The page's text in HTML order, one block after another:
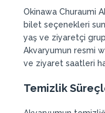
Okinawa Churaumi
bilet seçenekleri
yaş ve ziyaretçi
Akvaryumun resmi
ve ziyaret saatleri
Temizlik